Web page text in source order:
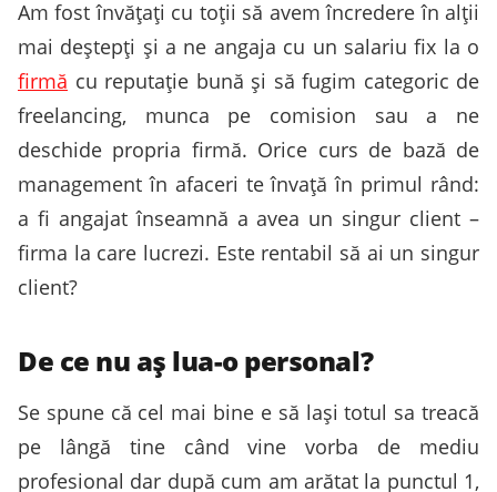
Am fost învățați cu toții să avem încredere în alții
mai deștepți și a ne angaja cu un salariu fix la o
firmă cu reputație bună și să fugim categoric de
freelancing, munca pe comision sau a ne
deschide propria firmă. Orice curs de bază de
management în afaceri te învață în primul rând:
a fi angajat înseamnă a avea un singur client –
firma la care lucrezi. Este rentabil să ai un singur
client?
De ce nu aș lua-o personal?
Se spune că cel mai bine e să lași totul sa treacă
pe lângă tine când vine vorba de mediu
profesional dar după cum am arătat la punctul 1,